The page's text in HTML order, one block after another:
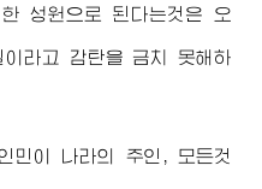
성원으로 된다는것은 오
라고 감탄을 금치 못해하
민이 나라의 주인, 모든것